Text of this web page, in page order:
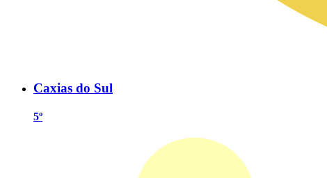
Caxias do Sul
5º